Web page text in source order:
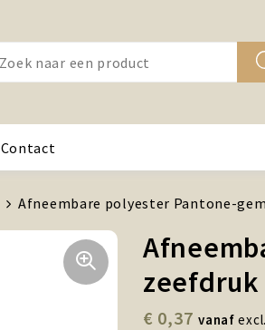
Contact
Afneembare polyester Pantone-
zeefdruk
€ 0,37 vanaf